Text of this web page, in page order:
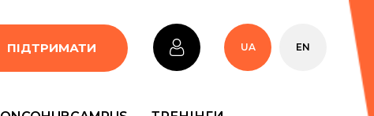
UA EN
ПІДТРИМАТИ